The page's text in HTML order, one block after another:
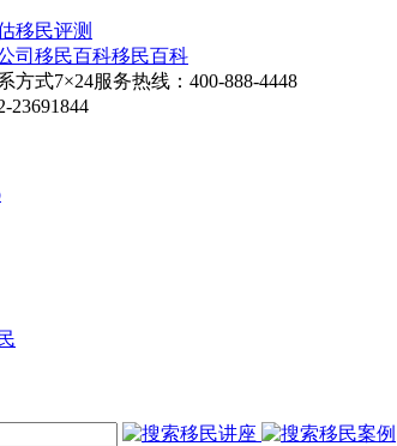
移民评测
移民百科
7×24服务热线： 400-888-4448
23691844